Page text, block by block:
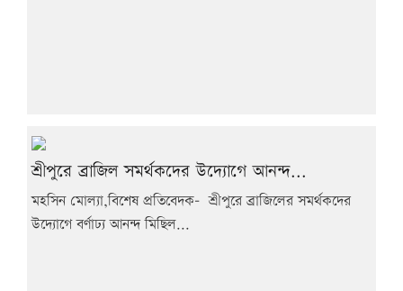
শ্রীপুরে ব্রাজিল সমর্থকদের উদ্যোগে আনন্দ...
মহসিন মোল্যা,বিশেষ প্রতিবেদক- শ্রীপুরে ব্রাজিলের সমর্থকদের
উদ্যোগে বর্ণাঢ্য আনন্দ মিছিল...